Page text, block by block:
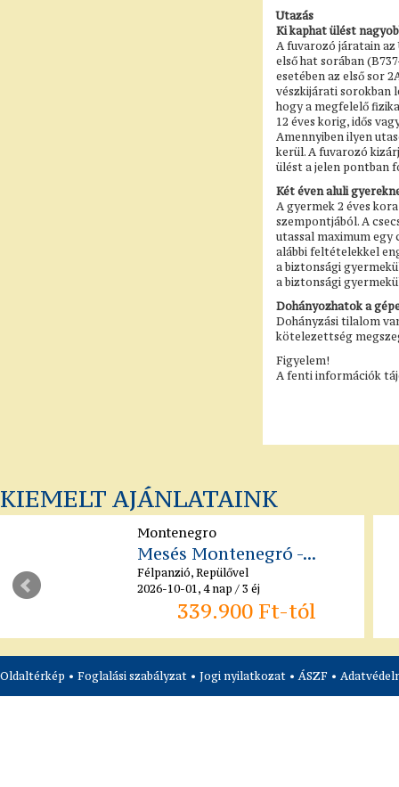
Utazás
Ki kaphat ülést
A fuvarozó járatain
első hat sorában
esetében az első sor
vészkijárati sorokban
hogy a megfelelő
12 éves korig, idős
Amennyiben ilyen
kerül. A fuvarozó
ülést a jelen pontban
Két éven aluli
A gyermek 2 éves
szempontjából. A
utassal maximum egy
alábbi feltételekkel
a biztonsági
a biztonsági
Dohányozhatok a
Dohányzási tilalom
kötelezettség
Figyelem!
A fenti információk
KIEMELT AJÁNLATAINK
Franciaország
Disneyland...
Reggeli, Repülővel
2026-09-23, 4 nap / 3 éj
409.000 Ft-tól
Oldaltérkép • Foglalási szabályzat • Jogi nyilatkozat • ÁSZF •